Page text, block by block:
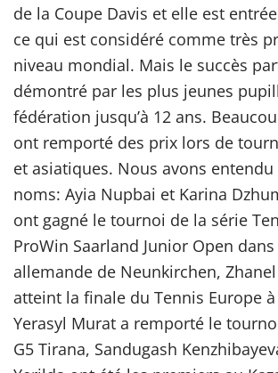
de la Coupe Davis et elle est
ce qui est considéré comme très
niveau mondial. Mais le succès
démontré par les plus jeunes
fédération jusqu’à 12 ans.
ont remporté des prix lors de
et asiatiques. Nous avons
noms: Ayia Nupbai et Karina
ont gagné le tournoi de la série
ProWin Saarland Junior Open
allemande de Neunkirchen,
atteint la finale du Tennis Europe
Yerasyl Murat a remporté le
G5 Tirana, Sandugash